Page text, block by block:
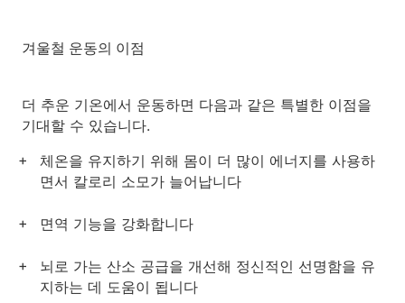
겨울철 운동의 이점
더 추운 기온에서 운동하면 다음과 같은 특별한 이점을
기대할 수 있습니다.
체온을 유지하기 위해 몸이 더 많이 에너지를 사용하
면서 칼로리 소모가 늘어납니다
면역 기능을 강화합니다
뇌로 가는 산소 공급을 개선해 정신적인 선명함을 유
지하는 데 도움이 됩니다